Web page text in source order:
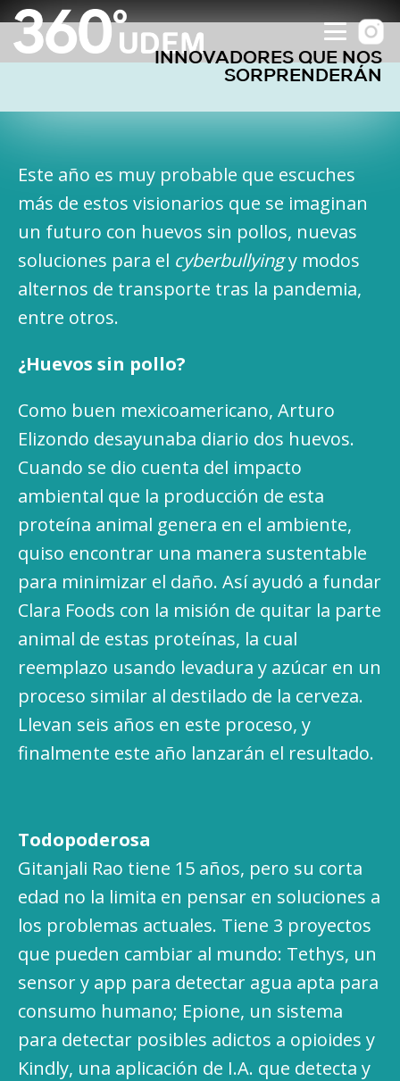
INNOVADORES QUE NOS
SORPRENDERÁN
Este año es muy probable que escuches
más de estos visionarios que se imaginan
un futuro con huevos sin pollos, nuevas
soluciones para el cyberbullyingy modos
alternos de transporte tras la pandemia,
entre otros.
¿Huevos sin pollo?
Como buen mexicoamericano, Arturo
Elizondo desayunaba diario dos huevos.
Cuando se dio cuenta del impacto
ambiental que la producción de esta
proteína animal genera en el ambiente,
quiso encontrar una manera sustentable
para minimizar el daño. Así ayudó a fundar
Clara Foods con la misión de quitar la parte
animal de estas proteínas, la cual
reemplazo usando levadura y azúcar en un
proceso similar al destilado de la cerveza.
Llevan seis años en este proceso, y
finalmente este año lanzarán el resultado.
Todopoderosa
Gitanjali Rao tiene 15 años, pero su corta
edad no la limita en pensar en soluciones a
los problemas actuales. Tiene 3 proyectos
que pueden cambiar al mundo: Tethys, un
sensor y app para detectar agua apta para
consumo humano; Epione, un sistema
para detectar posibles adictos a opioides y
Kindly, una aplicación de I.A. que detecta y